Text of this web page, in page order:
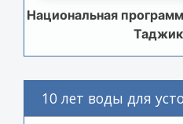
Национальная
10 лет воды для